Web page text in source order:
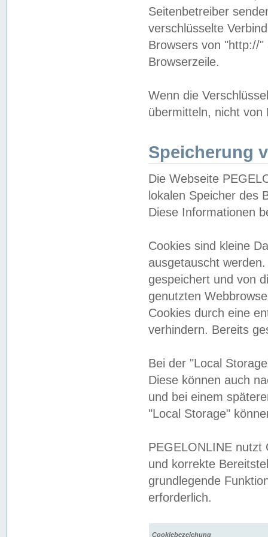
Seitenbetreiber
verschlüsselte
Browsers von "http://
Browserzeile.
Wenn die
übermitteln, nicht von
Speicherung
Die Webseite
lokalen Speicher des
Diese Informationen
Cookies sind kleine
ausgetauscht
gespeichert und von
genutzten
Cookies durch eine
verhindern. Bereits
Bei der "Local
Diese können auch
und bei einem
"Local Storage"
PEGELONLINE nutzt
und korrekte
grundlegende
erforderlich.
Cookiebezeichung